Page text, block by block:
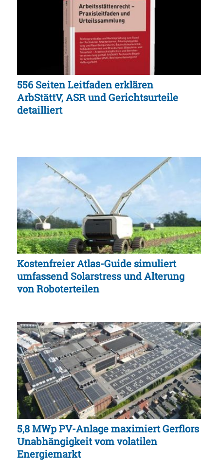
556 Seiten Leitfaden erklären
ArbStättV, ASR und Gerichtsurteile
detailliert
Kostenfreier Atlas-Guide simuliert
umfassend Solarstress und Alterung
von Roboterteilen
5,8 MWp PV-Anlage maximiert Gerflors
Unabhängigkeit vom volatilen
Energiemarkt